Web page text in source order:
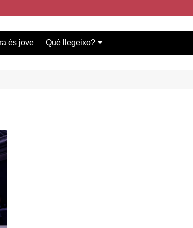
és jove Què llegeixo?